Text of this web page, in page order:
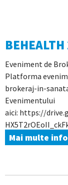
Eveniment de
Platforma
brokeraj-in-
Evenimentului
aici: https://
Mai multe